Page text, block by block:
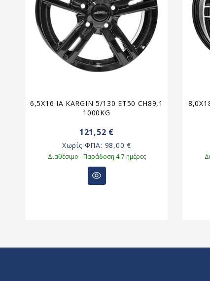
6,5X16 IA KARGIN 5/130 ET50 CH89,1
1000KG
121,52 €
Χωρίς ΦΠΑ: 98,00 €
Διαθέσιμο - Παράδοση 4-7 ημέρες